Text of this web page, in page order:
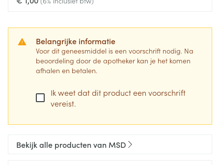
Belangrijke informatie
Voor dit geneesmiddel is een voorschrift nodig. Na
beoordeling door de apotheker kan je het komen
afhalen en betalen.
Ik weet dat dit product een voorschrift
vereist.
Bekijk alle producten van MSD